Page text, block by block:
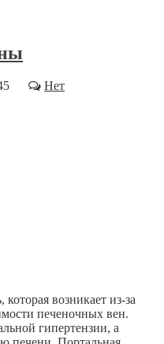
Нет
возникает из-за
печеночных вен.
гипертензии, а